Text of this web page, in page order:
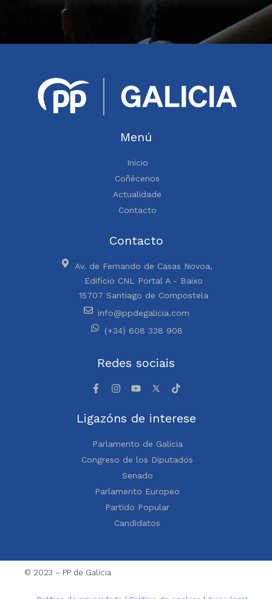
Menú
Inicio
Coñécenos
Actualidade
Contacto
Contacto
Av. de Fernando de Casas Novoa,
Edificio CNL Portal A - Baixo
15707 Santiago de Compostela
info@ppdegalicia.com
(+34) 608 338 908
Redes sociais
Ligazóns de interese
Parlamento de Galicia
Congreso de los Diputados
Senado
Parlamento Europeo
Partido Popular
Candidatos
© 2023 – PP de Galicia